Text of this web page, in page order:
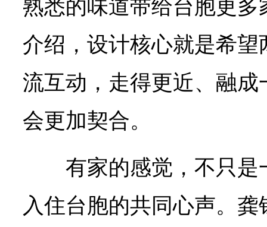
熟悉的味道带给台胞更多
介绍，设计核心就是希
流互动，走得更近、融
会更加契合。
有家的感觉，不只
入住台胞的共同心声。